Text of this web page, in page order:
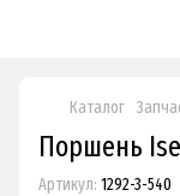
Каталог
Поршень
Артикул: 1292-3-540